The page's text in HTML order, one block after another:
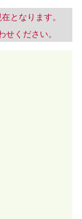
となります。
ください。